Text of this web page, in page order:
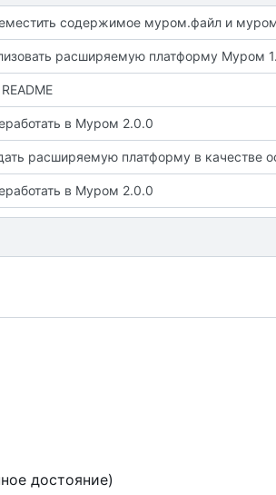
содержимое муром.файл и
в Муром 2.0.0
расширяемую платформу в качестве
в Муром 2.0.0
достояние)